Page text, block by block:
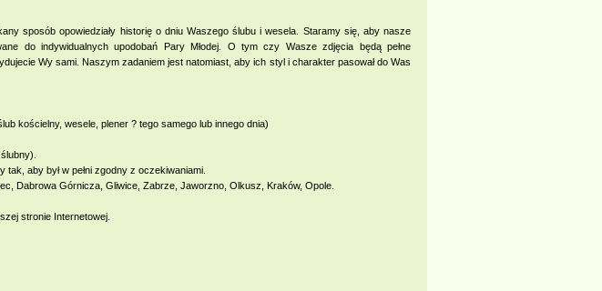
sposób opowiedziały historię o dniu Waszego ślubu i wesela. Staramy się, aby nasze
do indywidualnych upodobań Pary Młodej. O tym czy Wasze zdjęcia będą pełne
Wy sami. Naszym zadaniem jest natomiast, aby ich styl i charakter pasował do Was
kościelny, wesele, plener ? tego samego lub innego dnia)
aby był w pełni zgodny z oczekiwaniami.
Dabrowa Górnicza, Gliwice, Zabrze, Jaworzno, Olkusz, Kraków, Opole.
stronie Internetowej.